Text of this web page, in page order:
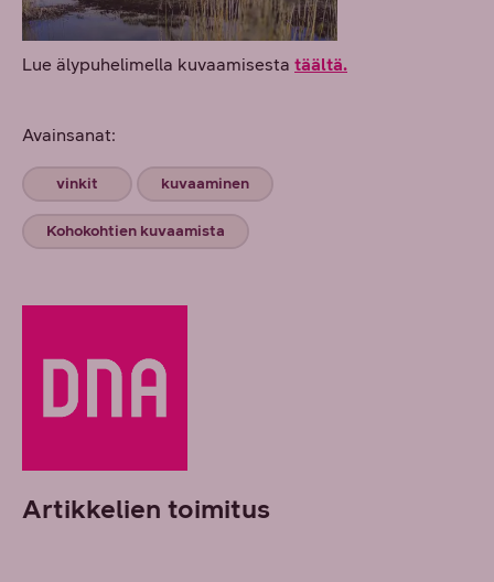
Lue älypuhelimella kuvaamisesta täältä.
Avainsanat:
vinkit kuvaaminen
Kohokohtien kuvaamista
Artikkelien toimitus